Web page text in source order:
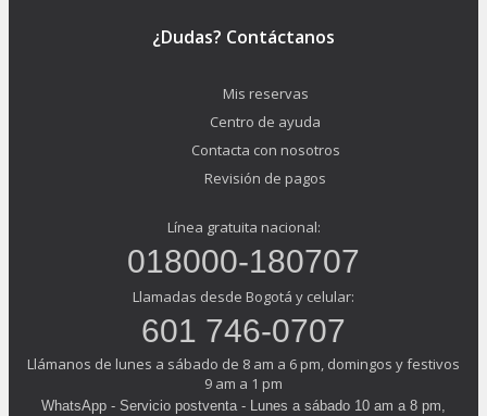
¿Dudas? Contáctanos
Mis reservas
Centro de ayuda
Contacta con nosotros
Revisión de pagos
Línea gratuita nacional:
018000-180707
Llamadas desde Bogotá y celular:
601 746-0707
Llámanos de lunes a sábado de 8 am a 6 pm, domingos y festivos
9 am a 1 pm
WhatsApp - Servicio postventa - Lunes a sábado 10 am a 8 pm,